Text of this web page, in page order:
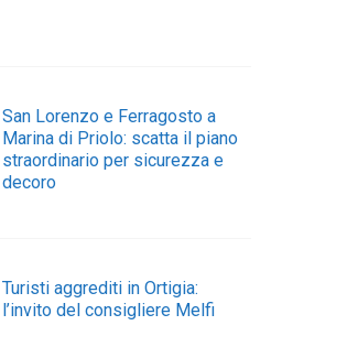
San Lorenzo e Ferragosto a
Marina di Priolo: scatta il piano
straordinario per sicurezza e
decoro
Turisti aggrediti in Ortigia:
l’invito del consigliere Melfi